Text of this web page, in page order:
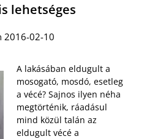
lehetséges
2016-02-10
A lakásában eldugult a
mosogató, mosdó, esetleg
a vécé? Sajnos ilyen néha
megtörténik, ráadásul
mind közül talán az
eldugult vécé a